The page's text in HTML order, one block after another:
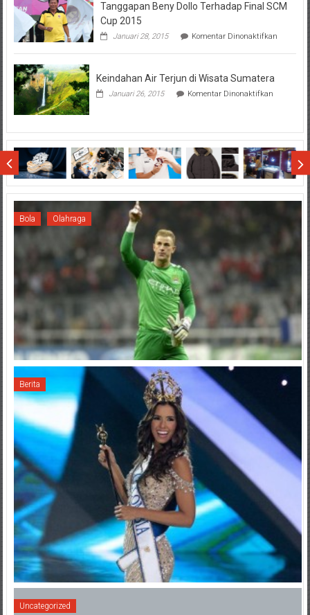
Penting
Hasil
Tanggapan Beny Dollo Terhadap Final SCM
Cup 2015
Januari 28, 2015 Komentar Dinonaktifkanpada
Beny
Keindahan Air Terjun di Wisata Sumatera
Januari 26, 2015 Komentar Dinonaktifkanpada
di
Wisata
Sumatera
Bola Olahraga
Berita
Uncategorized